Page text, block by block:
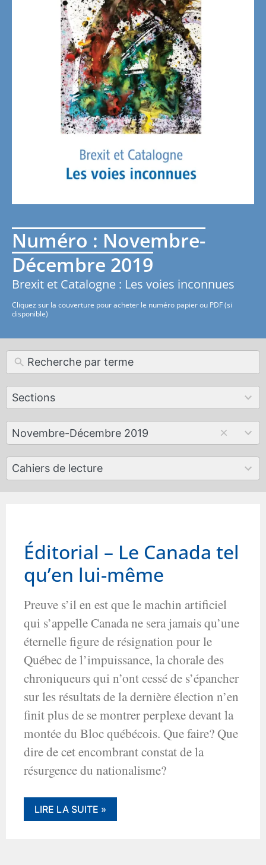
Numéro : Novembre-
Décembre 2019
Brexit et Catalogne : Les voies inconnues
Cliquez sur la couverture pour acheter le numéro papier ou PDF (si
disponible)
Sections
12
results
Novembre-Décembre 2019
179
results
Cahiers de lecture
50
results
Éditorial – Le Canada tel
qu’en lui-même
Preuve s’il en est que le machin artificiel
qui s’appelle Canada ne sera jamais qu’une
éternelle figure de résignation pour le
Québec de l’impuissance, la chorale des
chroniqueurs qui n’ont cessé de s’épancher
sur les résultats de la dernière élection n’en
finit plus de se montrer perplexe devant la
montée du Bloc québécois. Que faire? Que
dire de cet encombrant constat de la
résurgence du nationalisme?
LIRE LA SUITE »